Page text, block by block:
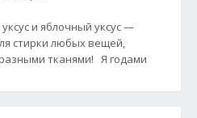
и яблочный уксус —
стирки любых вещей,
тканями! Я годами